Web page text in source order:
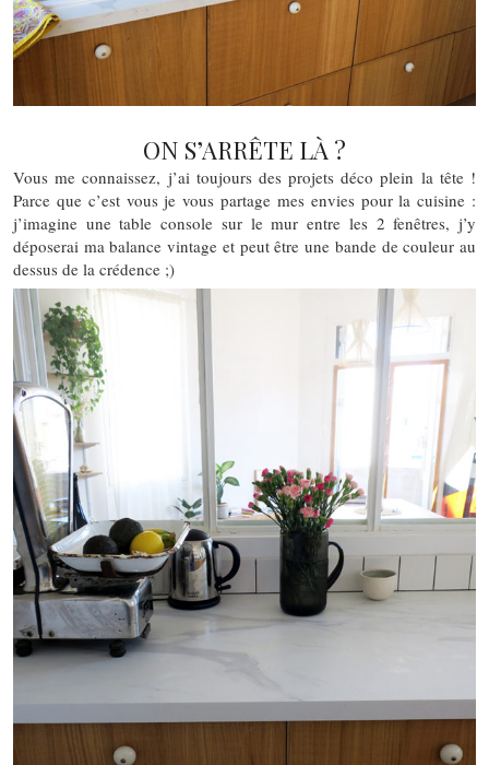
ON S’ARRÊTE LÀ ?
Vous me connaissez, j’ai toujours des projets déco plein la tête !
Parce que c’est vous je vous partage mes envies pour la cuisine :
j’imagine une table console sur le mur entre les 2 fenêtres, j’y
déposerai ma balance vintage et peut être une bande de couleur au
dessus de la crédence ;)